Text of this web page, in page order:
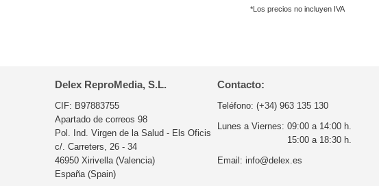
*Los precios no incluyen IVA
Delex ReproMedia, S.L.
CIF: B97883755
Apartado de correos 98
Pol. Ind. Virgen de la Salud - Els Oficis
c/. Carreters, 26 - 34
46950 Xirivella (Valencia)
España (Spain)
Contacto:
Teléfono: (+34) 963 135 130
Lunes a Viernes: 09:00 a 14:00 h.
15:00 a 18:30 h.
Email: info@delex.es